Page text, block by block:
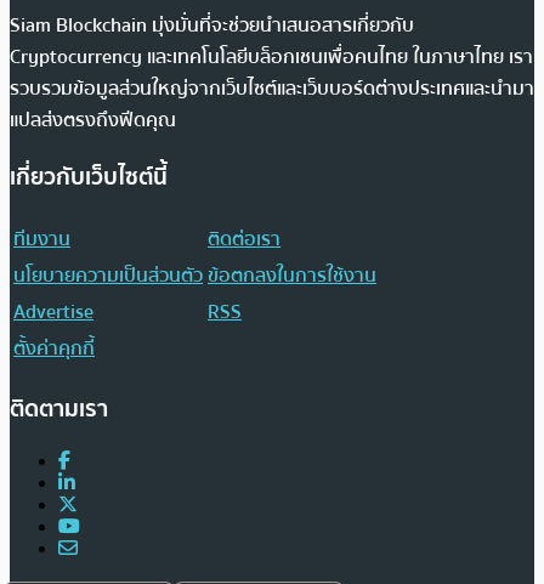
Siam Blockchain มุ่งมั่นที่จะช่วยนำเสนอสารเกี่ยวกับ
Cryptocurrency และเทคโนโลยีบล็อกเชนเพื่อคนไทย ในภาษาไทย เรา
รวบรวมข้อมูลส่วนใหญ่จากเว็บไซต์และเว็บบอร์ดต่างประเทศและนำมา
แปลส่งตรงถึงฟีดคุณ
เกี่ยวกับเว็บไซต์นี้
ทีมงาน
ติดต่อเรา
นโยบายความเป็นส่วนตัวข้อตกลงในการใช้งาน
Advertise
RSS
ตั้งค่าคุกกี้
ติดตามเรา